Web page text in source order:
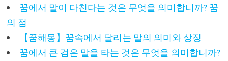
꿈에서 말이 다친다는 것은 무엇을 의미합니까? 꿈
의 점
【꿈해몽】꿈속에서 달리는 말의 의미와 상징
꿈에서 큰 검은 말을 타는 것은 무엇을 의미합니까?